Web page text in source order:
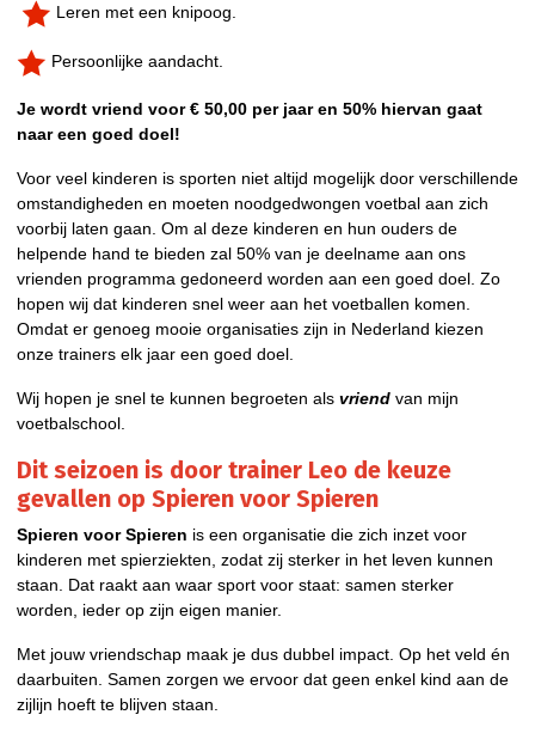
Leren met een knipoog.
Persoonlijke aandacht.
Je wordt vriend voor € 50,00 per jaar en 50% hiervan gaat
naar een goed doel!
Voor veel kinderen is sporten niet altijd mogelijk door verschillende
omstandigheden en moeten noodgedwongen voetbal aan zich
voorbij laten gaan. Om al deze kinderen en hun ouders de
helpende hand te bieden zal 50% van je deelname aan ons
vrienden programma gedoneerd worden aan een goed doel. Zo
hopen wij dat kinderen snel weer aan het voetballen komen.
Omdat er genoeg mooie organisaties zijn in Nederland kiezen
onze trainers elk jaar een goed doel.
Wij hopen je snel te kunnen begroeten als vriend van mijn
voetbalschool.
Dit seizoen is door trainer Leo de keuze
gevallen op Spieren voor Spieren
Spieren voor Spieren is een organisatie die zich inzet voor
kinderen met spierziekten, zodat zij sterker in het leven kunnen
staan. Dat raakt aan waar sport voor staat: samen sterker
worden, ieder op zijn eigen manier.
Met jouw vriendschap maak je dus dubbel impact. Op het veld én
daarbuiten. Samen zorgen we ervoor dat geen enkel kind aan de
zijlijn hoeft te blijven staan.